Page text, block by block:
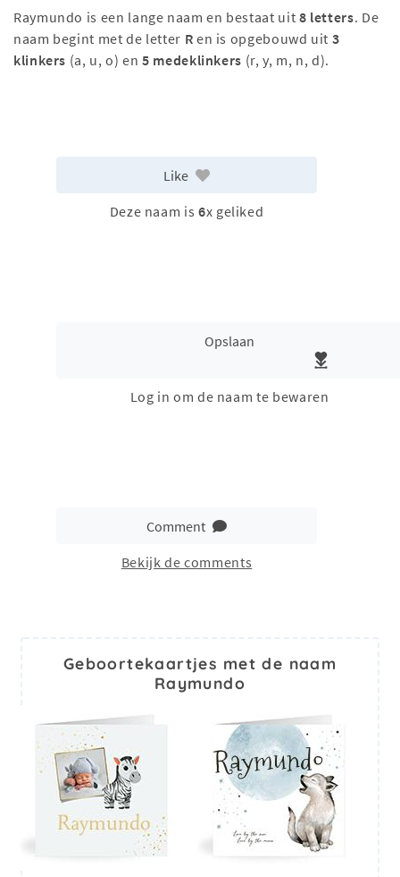
Raymundo is een lange naam en bestaat uit 8 letters. De
naam begint met de letter R en is opgebouwd uit 3
klinkers (a, u, o) en5 medeklinkers (r, y, m, n, d).
Like
Deze naam is 6x geliked
Opslaan
Log in om de naam te bewaren
Comment
Bekijk de comments
Geboortekaartjes met de naam
Raymundo